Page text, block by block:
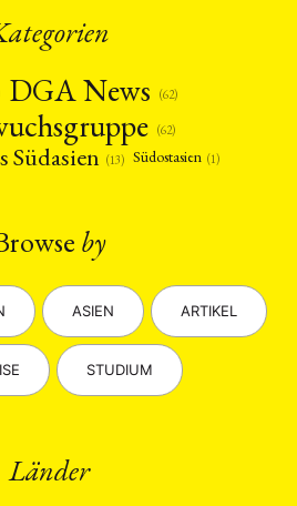
DGA News (62)
(62)
Südasien (13) Südostasien (1)
by
ASIEN ARTIKEL
STUDIUM
Länder